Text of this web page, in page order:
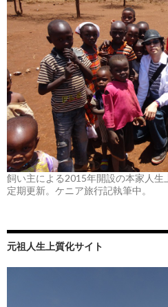
飼い主による2015年開設の本家人
定期更新。ケニア旅行記執筆中。
元祖人生上質化サイト